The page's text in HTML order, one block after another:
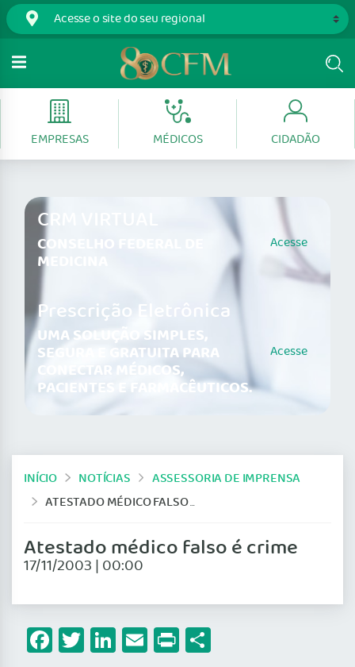
EMPRESAS MÉDICOS CIDADÃO
CRM VIRTUAL
CONSELHO FEDERAL DE
MEDICINA
Acesse
Prescrição Eletrônica
UMA SOLUÇÃO SIMPLES,
SEGURA E GRATUITA PARA
CONECTAR MÉDICOS,
PACIENTES E FARMACÊUTICOS.
Acesse
INÍCIO NOTÍCIAS
ASSESSORIA DE IMPRENSA
ATESTADO MÉDICO FALSO É CRIME
Atestado médico falso é crime
17/11/2003 | 00:00
Facebook
Twitter
LinkedIn
Email
Print